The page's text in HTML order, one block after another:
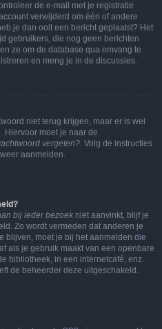
de e-mail met je registratie
verwijderd om één of andere
je dan ooit een bericht geplaatst? Het
gebruikers, die nog geen berichten
ze om de database qua omvang te
en meng je in de discussies.
niet terug krijgen, maar er is wel
Hiervoor moet je naar de
vergeten?. Volg de instructies
aanmelden.
bij ieder bezoek niet aanvinkt, blijf je
Zo wordt vermeden dat anderen je
blijven, moet je bij het aanmelden die
als je gebruik maakt van een openbare
bibliotheek, in een internetcafé, enz.
de beheerder deze uitgeschakeld.